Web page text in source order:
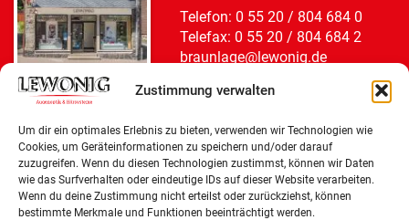
Zustimmung verwalten
Um dir ein optimales Erlebnis zu bieten, verwenden wir Technologien wie
Cookies, um Geräteinformationen zu speichern und/oder darauf
zuzugreifen. Wenn du diesen Technologien zustimmst, können wir Daten
wie das Surfverhalten oder eindeutige IDs auf dieser Website verarbeiten.
Wenn du deine Zustimmung nicht erteilst oder zurückziehst, können
bestimmte Merkmale und Funktionen beeinträchtigt werden.
Telefon: 0 55 20 / 804 684 0
Telefax: 0 55 20 / 804 684 2
braunlage@lewonig.de
Blankenburg
Ludwig-Rudolf-Straße 5
38889 Blankenburg (Harz)
Telefon:0 39 44 / 36 26 00